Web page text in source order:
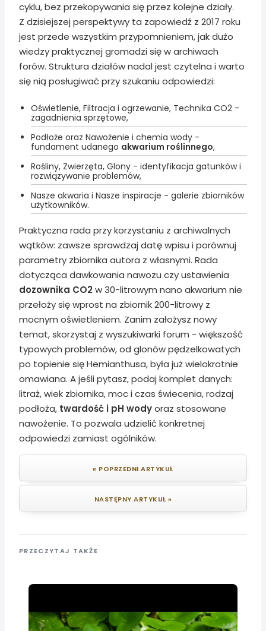
cyklu, bez przekopywania się przez kolejne działy.
Z dzisiejszej perspektywy ta zapowiedź z 2017 roku
jest przede wszystkim przypomnieniem, jak dużo
wiedzy praktycznej gromadzi się w archiwach
forów. Struktura działów nadal jest czytelna i warto
się nią posługiwać przy szukaniu odpowiedzi:
Oświetlenie, Filtracja i ogrzewanie, Technika CO2 -
zagadnienia sprzętowe,
Podłoże oraz Nawożenie i chemia wody -
fundament udanego akwarium roślinnego,
Rośliny, Zwierzęta, Glony - identyfikacja gatunków i
rozwiązywanie problemów,
Nasze akwaria i Nasze inspiracje - galerie zbiorników
użytkowników.
Praktyczna rada przy korzystaniu z archiwalnych
wątków: zawsze sprawdzaj datę wpisu i porównuj
parametry zbiornika autora z własnymi. Rada
dotycząca dawkowania nawozu czy ustawienia
dozownika CO2w 30-litrowym nano akwarium nie
przełoży się wprost na zbiornik 200-litrowy z
mocnym oświetleniem. Zanim założysz nowy
temat, skorzystaj z wyszukiwarki forum - większość
typowych problemów, od glonów pędzelkowatych
po topienie się Hemianthusa, była już wielokrotnie
omawiana. A jeśli pytasz, podaj komplet danych:
litraż, wiek zbiornika, moc i czas świecenia, rodzaj
podłoża, twardość i pH wodyoraz stosowane
nawożenie. To pozwala udzielić konkretnej
odpowiedzi zamiast ogólników.
« POPRZEDNI ARTYKUŁ
NASTĘPNY ARTYKUŁ »
PRZECZYTAJ TAKŻE